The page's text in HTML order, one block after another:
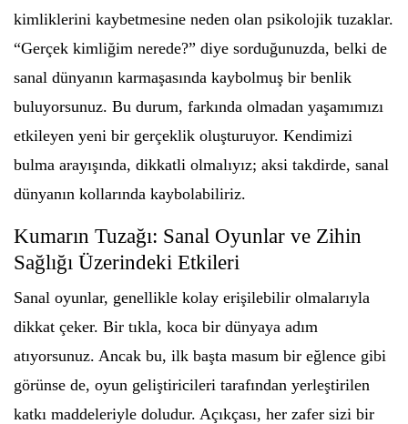
kimliklerini kaybetmesine neden olan psikolojik tuzaklar.
“Gerçek kimliğim nerede?” diye sorduğunuzda, belki de
sanal dünyanın karmaşasında kaybolmuş bir benlik
buluyorsunuz. Bu durum, farkında olmadan yaşamımızı
etkileyen yeni bir gerçeklik oluşturuyor. Kendimizi
bulma arayışında, dikkatli olmalıyız; aksi takdirde, sanal
dünyanın kollarında kaybolabiliriz.
Kumarın Tuzağı: Sanal Oyunlar ve Zihin
Sağlığı Üzerindeki Etkileri
Sanal oyunlar, genellikle kolay erişilebilir olmalarıyla
dikkat çeker. Bir tıkla, koca bir dünyaya adım
atıyorsunuz. Ancak bu, ilk başta masum bir eğlence gibi
görünse de, oyun geliştiricileri tarafından yerleştirilen
katkı maddeleriyle doludur. Açıkçası, her zafer sizi bir